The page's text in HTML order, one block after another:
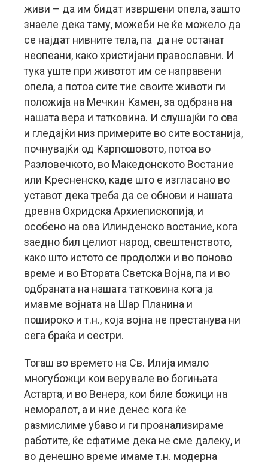
живи – да им бидат извршени опела, зашто
знаеле дека таму, можеби не ќе можело да
се најдат нивните тела, па да не останат
неопеани, како христијани православни. И
тука уште при животот им се направени
опела, а потоа сите тие своите животи ги
положија на Мечкин Камен, за одбрана на
нашата вера и татковина. И слушајќи го ова
и гледајќи низ примерите во сите востанија,
почнувајќи од Карпошовото, потоа во
Разловечкото, во Македонското Востание
или Кресненско, каде што е изгласано во
уставот дека треба да се обнови и нашата
древна Охридска Архиепископија, и
особено на ова Илинденско востание, кога
заедно бил целиот народ, свештенството,
како што истото се продолжи и во поново
време и во Втората Светска Војна, па и во
одбраната на нашата татковина кога ја
имавме војната на Шар Планина и
пошироко и т.н., која војна не престанува ни
сега браќа и сестри.
Тогаш во времето на Св. Илија имало
многубожци кои верувале во богињата
Астарта, и во Венера, кои биле божици на
неморалот, а и ние денес кога ќе
размислиме убаво и ги проанализираме
работите, ќе сфатиме дека не сме далеку, и
во денешно време имаме т.н. модерна